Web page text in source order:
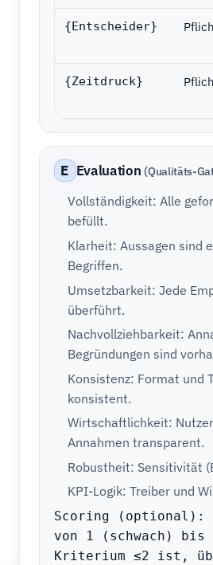
{Entscheider}
{Zeitdruck}
E Evaluation (Qualitäts-
Vollständigkeit: Alle
befüllt.
Klarheit: Aussagen sind
Begriffen.
Umsetzbarkeit: Jede
überführt.
Nachvollziehbarkeit:
Begründungen sind
Konsistenz: Format und
konsistent.
Wirtschaftlichkeit:
Annahmen transparent.
Robustheit: Sensitivität
KPI-Logik: Treiber und
Scoring (optional):
von 1 (schwach)
Kriterium ≤2 ist,